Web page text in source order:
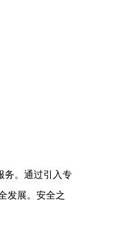
务。通过引入专
发展。安全之